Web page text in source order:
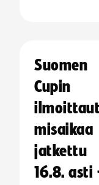
Suomen
Cupin
misaikaa
jatkettu
16.8. asti